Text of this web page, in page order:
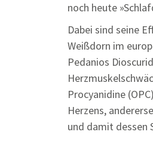
noch heute
Dabei sind seine
Weißdorn im
Pedanios
Procyanidine
Herzens,
und damit dessen